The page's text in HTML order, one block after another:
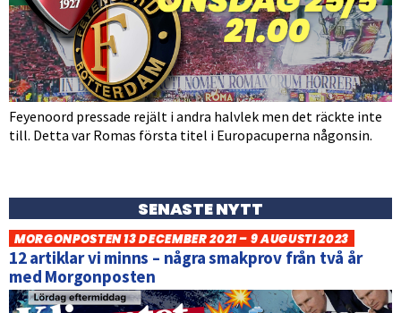
Feyenoord pressade rejält i andra halvlek men det räckte inte
till. Detta var Romas första titel i Europacuperna någonsin.
SENASTE NYTT
MORGONPOSTEN 13 DECEMBER 2021 – 9 AUGUSTI 2023
12 artiklar vi minns – några smakprov från två år
med Morgonposten